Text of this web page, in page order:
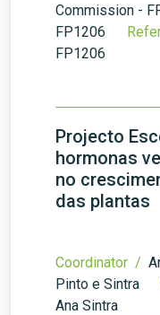
Commission -
FP1206
FP1206
Projecto
hormonas
no
das plantas
Coordinator /
Pinto e Sintra
Ana Sintra